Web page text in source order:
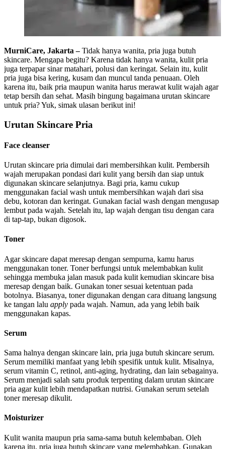
MurniCare, Jakarta –Tidak hanya wanita, pria juga butuh
skincare. Mengapa begitu? Karena tidak hanya wanita, kulit pria
juga terpapar sinar matahari, polusi dan keringat. Selain itu, kulit
pria juga bisa kering, kusam dan muncul tanda penuaan. Oleh
karena itu, baik pria maupun wanita harus merawat kulit wajah agar
tetap bersih dan sehat. Masih bingung bagaimana urutan skincare
untuk pria? Yuk, simak ulasan berikut ini!
Urutan Skincare Pria
Face cleanser
Urutan skincare pria dimulai dari membersihkan kulit. Pembersih
wajah merupakan pondasi dari kulit yang bersih dan siap untuk
digunakan skincare selanjutnya. Bagi pria, kamu cukup
menggunakan facial wash untuk membersihkan wajah dari sisa
debu, kotoran dan keringat. Gunakan facial wash dengan mengusap
lembut pada wajah. Setelah itu, lap wajah dengan tisu dengan cara
di tap-tap, bukan digosok.
Toner
Agar skincare dapat meresap dengan sempurna, kamu harus
menggunakan toner. Toner berfungsi untuk melembabkan kulit
sehingga membuka jalan masuk pada kulit kemudian skincare bisa
meresap dengan baik. Gunakan toner sesuai ketentuan pada
botolnya. Biasanya, toner digunakan dengan cara dituang langsung
ke tangan lalu apply pada wajah. Namun, ada yang lebih baik
menggunakan kapas.
Serum
Sama halnya dengan skincare lain, pria juga butuh skincare serum.
Serum memiliki manfaat yang lebih spesifik untuk kulit. Misalnya,
serum vitamin C, retinol, anti-aging, hydrating, dan lain sebagainya.
Serum menjadi salah satu produk terpenting dalam urutan skincare
pria agar kulit lebih mendapatkan nutrisi. Gunakan serum setelah
toner meresap dikulit.
Moisturizer
Kulit wanita maupun pria sama-sama butuh kelembaban. Oleh
karena itu, pria juga butuh skincare yang melembabkan. Gunakan